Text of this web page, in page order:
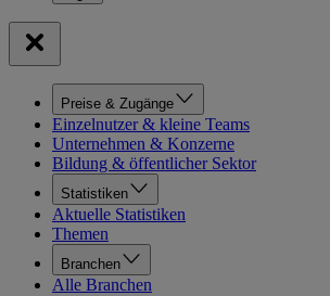
Preise & Zugänge
Einzelnutzer & kleine Teams
Unternehmen & Konzerne
Bildung & öffentlicher Sektor
Statistiken
Aktuelle Statistiken
Themen
Branchen
Alle Branchen